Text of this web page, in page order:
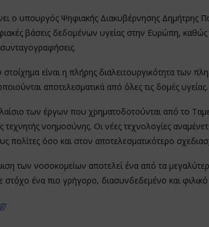
ο υπουργός Ψηφιακής Διακυβέρνησης Δημήτρης
βάσεις δεδομένων υγείας στην Ευρώπη,
είναι η πλήρης διαλειτουργικότητα των
αποτελεσματικά από όλες τις δομές υγείας.
των έργων που χρηματοδοτούνται από το
τεχνητής νοημοσύνης. Οι νέες τεχνολογίες
πολίτες όσο και στον αποτελεσματικότερο
των νοσοκομείων αποτελεί ένα από τα
στόχο ένα πιο γρήγορο, διασυνδεδεμένο και